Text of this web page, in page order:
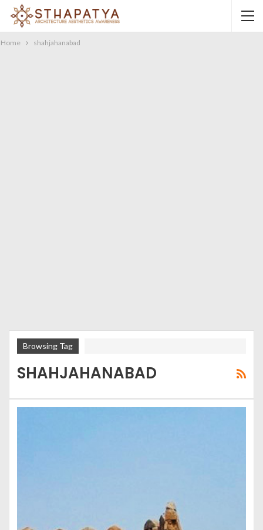
Home shahjahanabad
Browsing Tag
SHAHJAHANABAD